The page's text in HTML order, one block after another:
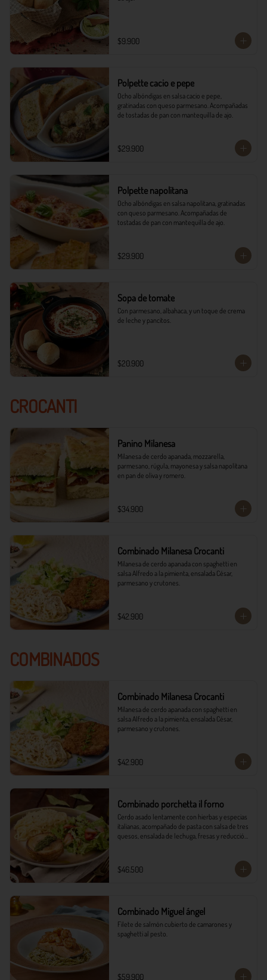
$9.900
Polpette cacio e pepe
Ocho albóndigas en salsa cacio e pepe,
gratinadas con queso parmesano. Acompañadas
de tostadas de pan con mantequilla de ajo.
$29.900
Polpette napolitana
Ocho albóndigas en salsa napolitana, gratinadas
con queso parmesano. Acompañadas de
tostadas de pan con mantequilla de ajo.
$29.900
Sopa de tomate
Con parmesano, albahaca, y un toque de crema
de leche y pancitos.
$20.900
CROCANTI
Panino Milanesa
Milanesa de cerdo apanada, mozzarella,
parmesano, rúgula, mayonesa y salsa napolitana
en pan de oliva y romero.
$34.900
Combinado Milanesa Crocanti
Milanesa de cerdo apanada con spaghetti en
salsa Alfredo a la pimienta, ensalada César,
parmesano y crutones.
$42.900
COMBINADOS
Combinado Milanesa Crocanti
Milanesa de cerdo apanada con spaghetti en
salsa Alfredo a la pimienta, ensalada César,
parmesano y crutones.
$42.900
Combinado porchetta il forno
Cerdo asado lentamente con hierbas y especias
italianas, acompañado de pasta con salsa de tres
quesos, ensalada de lechuga, fresas y reducción
$46.500
Combinado Miguel ángel
Filete de salmón cubierto de camarones y
spaghetti al pesto.
$59.900